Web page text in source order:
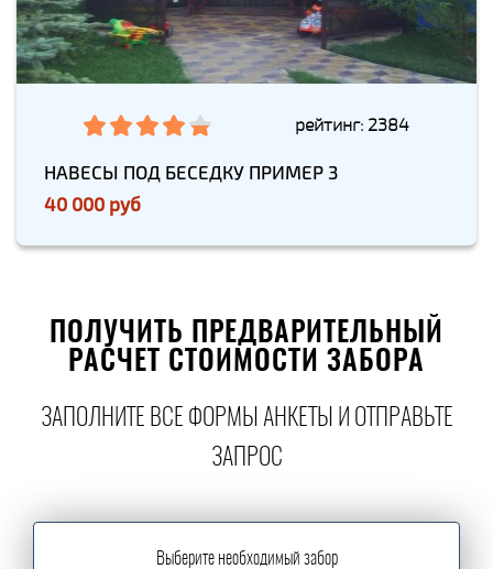
рейтинг: 2384
НАВЕСЫ ПОД БЕСЕДКУ ПРИМЕР 3
40 000 руб
ПОЛУЧИТЬ ПРЕДВАРИТЕЛЬНЫЙ
РАСЧЕТ СТОИМОСТИ ЗАБОРА
ЗАПОЛНИТЕ ВСЕ ФОРМЫ АНКЕТЫ И ОТПРАВЬТЕ
ЗАПРОС
Выберите необходимый забор